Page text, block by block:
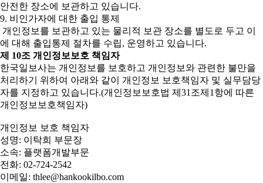
안전한 장소에 보관하고 있습니다.
9. 비인가자에 대한 출입 통제
개인정보를 보관하고 있는 물리적 보관 장소를 별도로 두고 이
에 대해 출입통제 절차를 수립, 운영하고 있습니다.
제 10조 개인정보보호 책임자
한국일보사는 개인정보를 보호하고 개인정보와 관련한 불만을
처리하기 위하여 아래와 같이 개인정보 보호책임자 및 실무담당
자를 지정하고 있습니다.(개인정보보호법 제31조제1항에 따른
개인정보보호책임자)
개인정보 보호 책임자
성명: 이탁희 부문장
소속: 플랫폼개발부문
전화: 02-724-2542
이메일: thlee@hankookilbo.com